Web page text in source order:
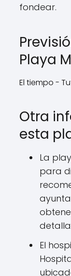
fondear.
Playa
El tiempo -
Otra
esta
La
para
El